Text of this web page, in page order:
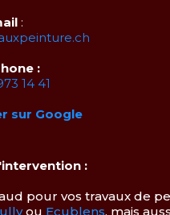
:
:
14 41
sur Google
:
pour vos travaux de
ou Ecublens, mais